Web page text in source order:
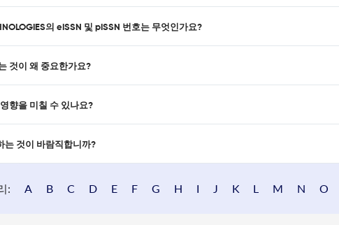
의 eISSN 및 pISSN 번호는 무엇인가요?
것이 왜 중요한가요?
향을 미칠 수 있나요?
는 것이 바람직합니까?
: A B C D E F G H I J K L M N O